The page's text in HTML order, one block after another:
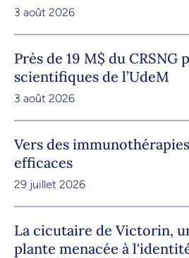
3 août 2026
Près de 19 M$ du CRSNG
scientifiques de l’UdeM
3 août 2026
Vers des
efficaces
29 juillet 2026
La cicutaire de Victorin,
plante menacée à